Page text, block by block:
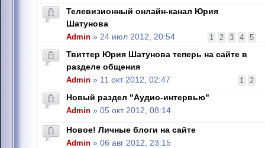
Телевизионный онлайн-канал Юрия
Шатунова
1 2 3 4 5
Admin » 24 июл 2012, 20:54
Твиттер Юрия Шатунова теперь на сайте в
разделе общения
1 2
Admin » 11 окт 2012, 02:47
Новый раздел "Аудио-интервью"
Admin » 05 окт 2012, 08:14
Новое! Личные блоги на сайте
Admin » 06 авг 2012, 23:15